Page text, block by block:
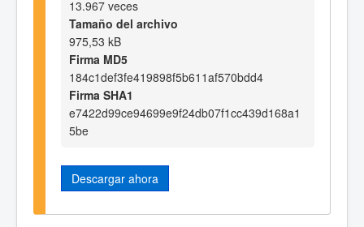
13.967 veces
Tamaño del archivo
975,53 kB
Firma MD5
184c1def3fe419898f5b611af570bdd4
Firma SHA1
e7422d99ce94699e9f24db07f1cc439d168a1
5be
Descargar ahora